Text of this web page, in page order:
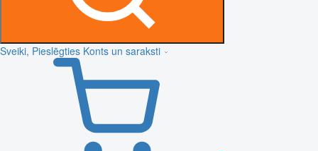
Sveiki, Pieslēgties Konts un saraksti